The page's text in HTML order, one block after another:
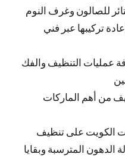
للصالون وغرف النوم
تركيبها عبر فني
عمليات التنظيف والفك
من أهم الماركات
الكويت على تنظيف
الدهون المترسبة وبقايا